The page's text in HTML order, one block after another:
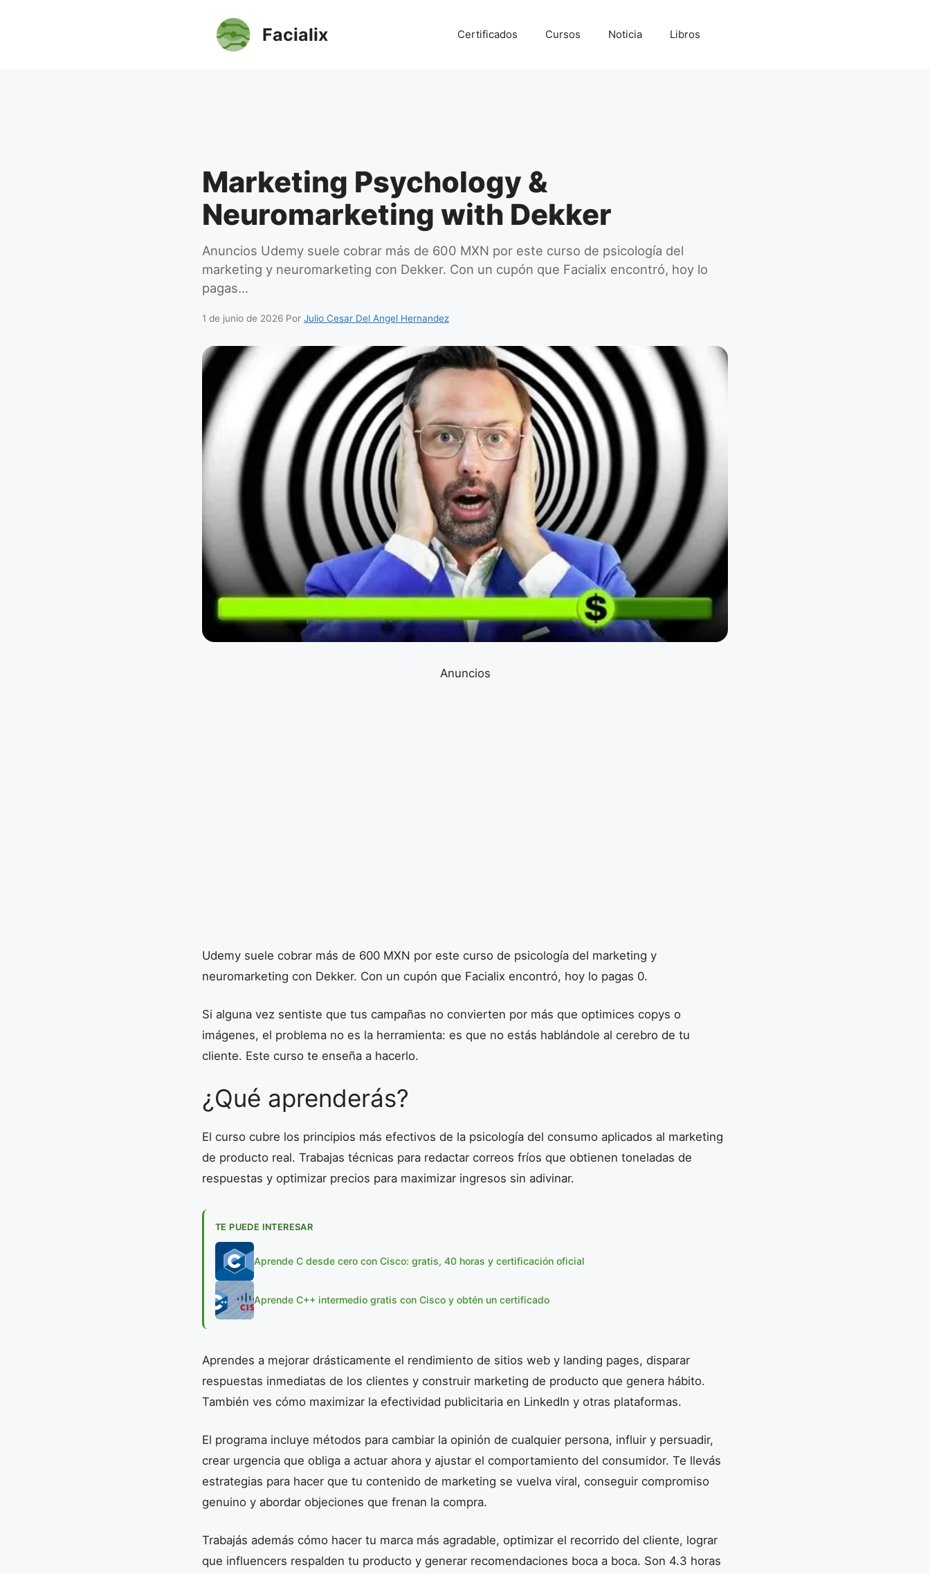
Facialix Certificados Cursos Noticia Libros
Marketing Psychology &
Neuromarketing with Dekker
Anuncios Udemy suele cobrar más de 600 MXN por este curso de psicología del
marketing y neuromarketing con Dekker. Con un cupón que Facialix encontró, hoy lo
pagas…
1 de junio de 2026 Por Julio Cesar Del Angel Hernandez
Anuncios
Udemy suele cobrar más de 600 MXN por este curso de psicología del marketing y
neuromarketing con Dekker. Con un cupón que Facialix encontró, hoy lo pagas 0.
Si alguna vez sentiste que tus campañas no convierten por más que optimices copys o
imágenes, el problema no es la herramienta: es que no estás hablándole al cerebro de tu
cliente. Este curso te enseña a hacerlo.
¿Qué aprenderás?
El curso cubre los principios más efectivos de la psicología del consumo aplicados al marketing
de producto real. Trabajas técnicas para redactar correos fríos que obtienen toneladas de
respuestas y optimizar precios para maximizar ingresos sin adivinar.
TE PUEDE INTERESAR
Aprende C desde cero con Cisco: gratis, 40 horas y certificación oficial
Aprende C++ intermedio gratis con Cisco y obtén un certificado
Aprendes a mejorar drásticamente el rendimiento de sitios web y landing pages, disparar
respuestas inmediatas de los clientes y construir marketing de producto que genera hábito.
También ves cómo maximizar la efectividad publicitaria en LinkedIn y otras plataformas.
El programa incluye métodos para cambiar la opinión de cualquier persona, influir y persuadir,
crear urgencia que obliga a actuar ahora y ajustar el comportamiento del consumidor. Te llevás
estrategias para hacer que tu contenido de marketing se vuelva viral, conseguir compromiso
genuino y abordar objeciones que frenan la compra.
Trabajás además cómo hacer tu marca más agradable, optimizar el recorrido del cliente, lograr
que influencers respalden tu producto y generar recomendaciones boca a boca. Son 4.3 horas